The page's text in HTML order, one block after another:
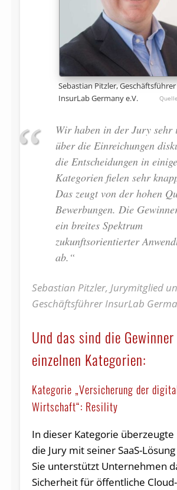
Sebastian Pitzler,
InsurLab Germany e.V.
Wir haben in der Jury sehr
über die Einreichungen
die Entscheidungen in
Kategorien fielen sehr
Das zeugt von der hohen
Bewerbungen. Die
ein breites Spektrum
zukunftsorientierter
ab.“
Sebastian Pitzler, Jurymitglied
Geschäftsführer InsurLab
Und das sind die
einzelnen Kategorien:
Kategorie „Versicherung der
Wirtschaft“: Resility
In dieser Kategorie überzeugte
die Jury mit seiner SaaS-
Sie unterstützt Unternehmen
Sicherheit für öffentliche